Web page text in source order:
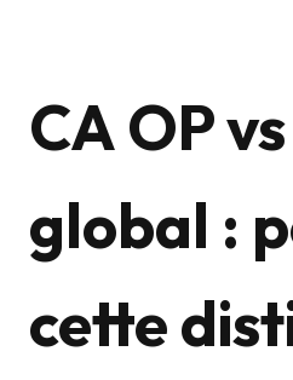
CA OP
global :
cette